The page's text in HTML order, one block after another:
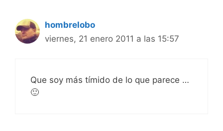
hombrelobo
viernes, 21 enero 2011 a las 15:57
Que soy más tímido de lo que parece …
🙂